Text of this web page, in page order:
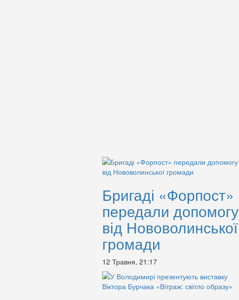
Бригаді «Форпост»
передали допомогу
від Нововолинської
громади
12 Травня, 21:17